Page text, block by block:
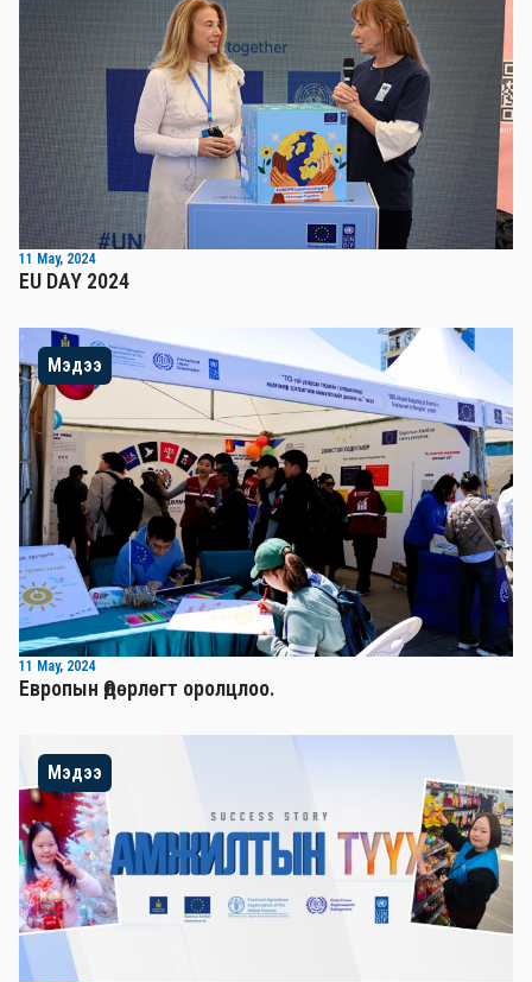
11 May, 2024
EU DAY 2024
Мэдээ
11 May, 2024
Европын Өдөрлөгт оролцлоо.
Мэдээ